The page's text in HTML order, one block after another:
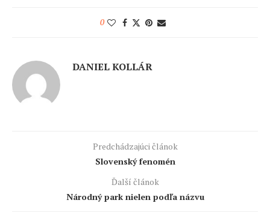
0
DANIEL KOLLÁR
Predchádzajúci článok
Slovenský fenomén
Ďalší článok
Národný park nielen podľa názvu